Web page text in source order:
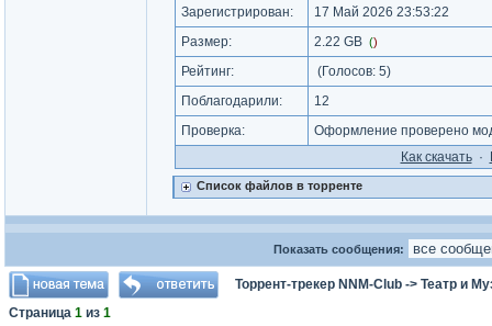
Зарегистрирован:
17 Май 2026 23:53:22
Размер:
2.22 GB ()
Рейтинг: (Голосов: 5)
Поблагодарили:
12
Проверка:
Оформление проверено
Как cкачать·
Список файлов в торренте
Показать сообщения:
Торрент-трекер NNM-Club -> Театр и
Страница 1 из 1